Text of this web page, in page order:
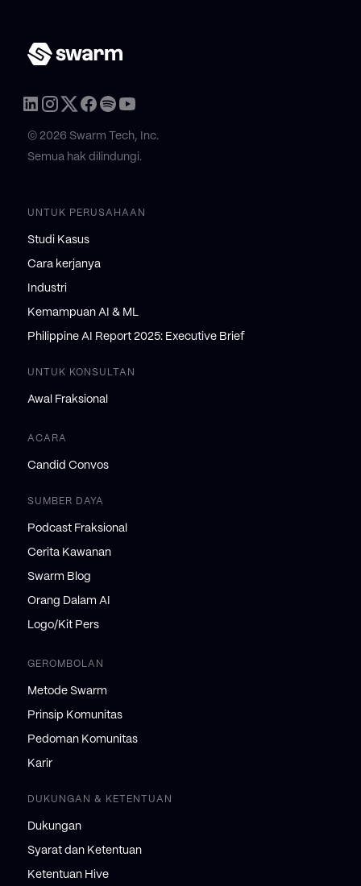
© 2026 Swarm Tech, Inc.
Semua hak dilindungi.
UNTUK PERUSAHAAN
Studi Kasus
Cara kerjanya
Industri
Kemampuan AI & ML
Philippine AI Report 2025: Executive Brief
UNTUK KONSULTAN
Awal Fraksional
ACARA
Candid Convos
SUMBER DAYA
Podcast Fraksional
Cerita Kawanan
Swarm Blog
Orang Dalam AI
Logo/Kit Pers
GEROMBOLAN
Metode Swarm
Prinsip Komunitas
Pedoman Komunitas
Karir
DUKUNGAN & KETENTUAN
Dukungan
Syarat dan Ketentuan
Ketentuan Hive